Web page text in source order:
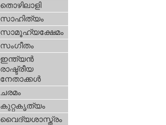
തൊഴിലാളി
സാഹിത്യം
സാമൂഹ്യക്ഷേമം
സംഗീതം
ഇന്ത്യന്‍
രാഷ്ട്രീയ
നേതാക്കള്‍
ചരമം
കുറ്റകൃത്യം
വൈദ്യശാസ്ത്രം